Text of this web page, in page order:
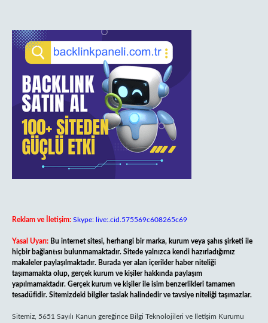
Reklam ve İletişim: Skype: live:.cid.575569c608265c69
Yasal Uyarı: Bu internet sitesi, herhangi bir marka, kurum veya şahıs şirketi ile
hiçbir bağlantısı bulunmamaktadır. Sitede yalnızca kendi hazırladığımız
makaleler paylaşılmaktadır. Burada yer alan içerikler haber niteliği
taşımamakta olup, gerçek kurum ve kişiler hakkında paylaşım
yapılmamaktadır. Gerçek kurum ve kişiler ile isim benzerlikleri tamamen
tesadüfidir. Sitemizdeki bilgiler taslak halindedir ve tavsiye niteliği taşımazlar.
Sitemiz, 5651 Sayılı Kanun gereğince Bilgi Teknolojileri ve İletişim Kurumu